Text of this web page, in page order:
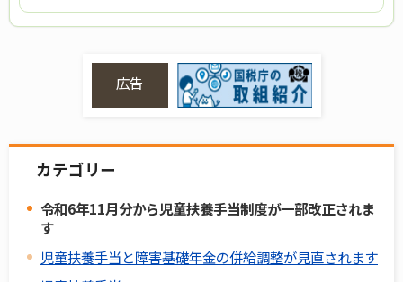
広告
カテゴリー
令和6年11月分から児童扶養手当制度が一部改正されま
す
児童扶養手当と障害基礎年金の併給調整が見直されます